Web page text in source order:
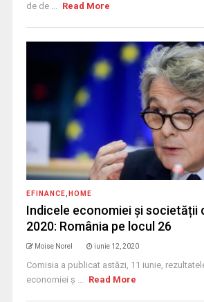
de de ... Read More
EFINANCE HOME
Indicele economiei și societății
2020: România pe locul 26
Moise Norel iunie 12, 2020
Comisia a publicat astăzi, 11 iunie,
economiei ș ... Read More